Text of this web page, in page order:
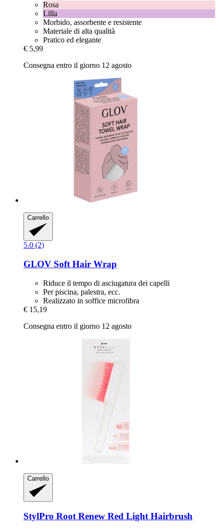
Rosa
Lilla
Morbido, assorbente e resistente
Materiale di alta qualità
Pratico ed elegante
€ 5,99
Consegna entro il giorno 12 agosto
Carrello
5.0 (2)
GLOV Soft Hair Wrap
Riduce il tempo di asciugatura dei capelli
Per piscina, palestra, ecc.
Realizzato in soffice microfibra
€ 15,19
Consegna entro il giorno 12 agosto
Carrello
StylPro Root Renew Red Light Hairbrush